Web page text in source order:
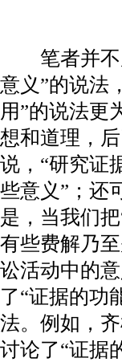
笔者并不
意义”的说法
用”的说法更
想和道理，
说，“研究证
些意义”；还
是，当我们
有些费解乃
讼活动中的
了“证据的功
法。例如，
讨论了“证据